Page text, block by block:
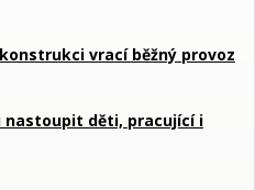
vrací běžný provoz
nastoupit děti, pracující i